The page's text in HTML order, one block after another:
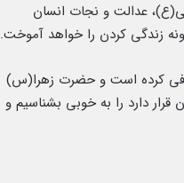
عدالت و نجات انسان
زندگی کردن را خواهد آموخت.
کرده است و حضرت زهرا(س)
قرار دارد را به خوبی بشناسیم و